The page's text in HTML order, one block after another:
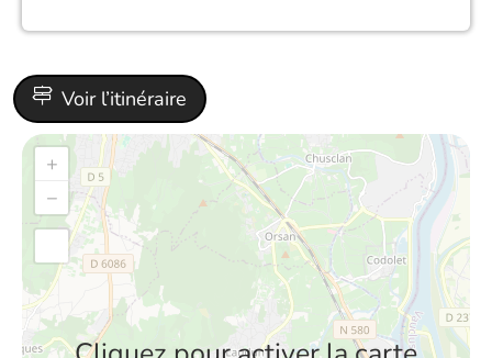
Voir l’itinéraire
+
−